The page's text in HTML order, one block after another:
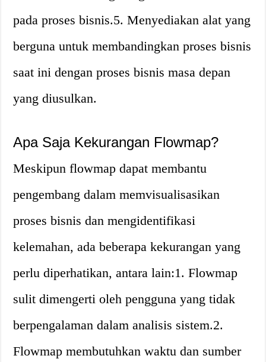
pada proses bisnis.5. Menyediakan alat yang
berguna untuk membandingkan proses bisnis
saat ini dengan proses bisnis masa depan
yang diusulkan.
Apa Saja Kekurangan Flowmap?
Meskipun flowmap dapat membantu
pengembang dalam memvisualisasikan
proses bisnis dan mengidentifikasi
kelemahan, ada beberapa kekurangan yang
perlu diperhatikan, antara lain:1. Flowmap
sulit dimengerti oleh pengguna yang tidak
berpengalaman dalam analisis sistem.2.
Flowmap membutuhkan waktu dan sumber